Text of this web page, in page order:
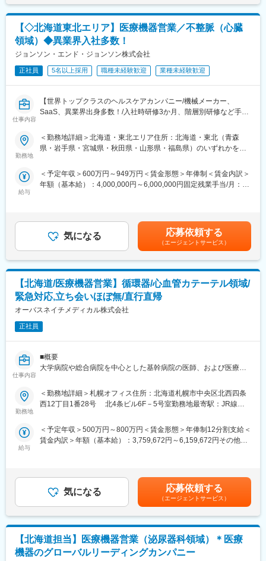
・Care leave制度…有給に加え10日間の本人／家族の為のケア休
暇
・Sick leave…業務外の傷病でも最大30日の療養が承認
・連続有給休暇…1年に1回以上5日連続の有給を推奨
変更の範囲：会社の定める業務
◇外科医、医療スタッフとのダビンチ手術に関するMTG、ダヴィ
ンチを使用した手術への立会い
◇サーティフィケイト（手術用ロボット"ダビンチシステム"を使用
するための認定証）取得サポート。同社製品の適性使用のための
医療従者とのトレーニング。
■働き方
す。
基本的に土日祝休みとなりますが、医師へのトレーニング等で休
※手術立ち合い頻度は平均週2回程度（担当施設によって変動しま
す）です。
入社後3か月はトレーニングセンター、またはリモートにて研修を
行います。製品のことだけでなく、術式についてのことなど細か
■当社について
当社は内視鏡手術支援ロボット「ダビンチサージカルシステム」
の販売・保守・トレーニングを手がける医療機器メーカーです。
ダビンチは高倍率3DHD映像、手ぶれ補正、手首以上の可動域を
備えた鉗子により、外科医の精密な操作を支援し、低侵襲手術を
可能にします。インテュイティブは世界累計2700万件以上の手術
実績や継続的な製品革新（最新のda Vinci 5など）により、圧倒的
な市場シェアと技術優位性を維持しており、世界的に高いシェア
【◇北海道東北エリア】医療機器営業／不整脈（心臓
領域）◆異業界入社多数！
ジョンソン・エンド・ジョンソン株式会社
正社員 5名以上採用 職種未経験歓迎 業種未経験歓迎
仕事内容
【世界トップクラスのヘルスケアカンパニー/機械メーカー、
SaaS、異業界出身多数！/入社時研修3か月、階層別研修など手厚
の製品多数/インセンティブ制度/入社想定日：2026年9月1日】
★ 自分の提案が、患者さんの命や健康を支えることにつながる仕
★ 年齢や性別、入社年数に関係なく、主体的に活躍できる環境で
す
医師や医療従事者に対して、循環器内科、不整脈領域における製
品の提案営業を行っていただきます。
＜具体的な業務例＞
・担当製品の提案、技術サポート（手術の立会いあり）
・最新の医療関連情報の提供、医療機関へのサポート
・販売代理店へのサポート
・各種学会への参加
全国の各拠点に配属の可能性がございます。ご希望の勤務地を考
心臓のリズム異常（不整脈）を治療する医療機器を、医師に提
案・サポートします。ただ製品を売るのではなく、「この患者さ
めてアドバイスをし、専門知識を活かしたコンサルティング型の
営業です。
■不整脈とは
をまとめて「不整脈」と呼びます。
■研修制度
入社後は約3か月間、会社や製品について学ぶ研修を実施します。
座学だけでなく、実際に製品を操作しながら基礎を身につけたう
えで現場に配属されます。配属後も、上司・先輩のフォローや勉
強会、年次・階層別研修など継続的な学びの機会があり、業界未
経験の方も安心して成長できる環境です。
勤務地
＜勤務地詳細＞北海道・東北エリア住所：北海道・東北（青森
県・岩手県・宮城県・秋田県・山形県・福島県）のいずれかを担
囲：会社の定める事業所
給与
＜予定年収＞600万円～949万円＜賃金形態＞年俸制＜賃金内訳＞
年額（基本給）：4,000,000円～6,000,000円固定残業手当/月：
補足＞※ご経験やスキルを考慮し決定いたします。※上記年収はイ
ンセンティブを含む金額です。賃金はあくまでも目安の金額であ
り、選考を通じて上下する可能性があります。月給(月額)は固定手
当を含めた表記です。
気になる 応募依頼する
（エージェントサービス）
【北海道/医療機器営業】循環器/心血管カテーテル領域/
緊急対応,立ち会いほぼ無/直行直帰
オーバスネイチメディカル株式会社
正社員
仕事内容
■概要
大学病院や総合病院を中心とした基幹病院の医師、および医療機
をしていただきます。
次世代のコアメンバーとして、組織の業績向上と将来的には後輩
■詳細
単なる製品の仕様説明に留まらず、医師やコメディカルとの対話
また、学会サポート・セミナー企画として、医療関係者向けに自
社製品に関連する最新エビデンスの紹介や学会レポートを通じた
情報共有を行っていただきます。
◯領域：循環器領域。狭心症や心筋梗塞など心臓疾患治療に使用
されるカテーテル、冠動脈ステント等。
◯1日の訪問：3～4施設（大学病院や総合病院が中心）
勤務地
＜勤務地詳細＞札幌オフィス住所：北海道札幌市中央区北西四条
西12丁目1番28号 北4条ビル6F－5号室勤務地最寄駅：JR線／
事業所
給与
＜予定年収＞500万円～800万円＜賃金形態＞年俸制12分割支給＜
賃金内訳＞年額（基本給）：3,759,672円～6,159,672円その他固
（一律手当を含む）＜昇給有無＞有＜残業手当＞有＜給与補足
＞・上記のほか、期末賞与（夏、冬）と営業インセンティブ支給
あり（四半期ごと）2025年度実績↓ ・期末賞与：各人年俸の月
額（夏1.5ヶ月、冬2.3カ月）を支給。・営業インセンティブ：四
半期ごと、個人やチームの成果・実績に応じて支給。・昇給：あ
り（年1回）賃金はあくまでも目安の金額であり、選考を通じて上
下する可能性があります。月給(月額)は固定手当を含めた表記で
す。
気になる 応募依頼する
（エージェントサービス）
【北海道担当】医療機器営業（泌尿器科領域）＊医療
機器のグローバルリーディングカンパニー